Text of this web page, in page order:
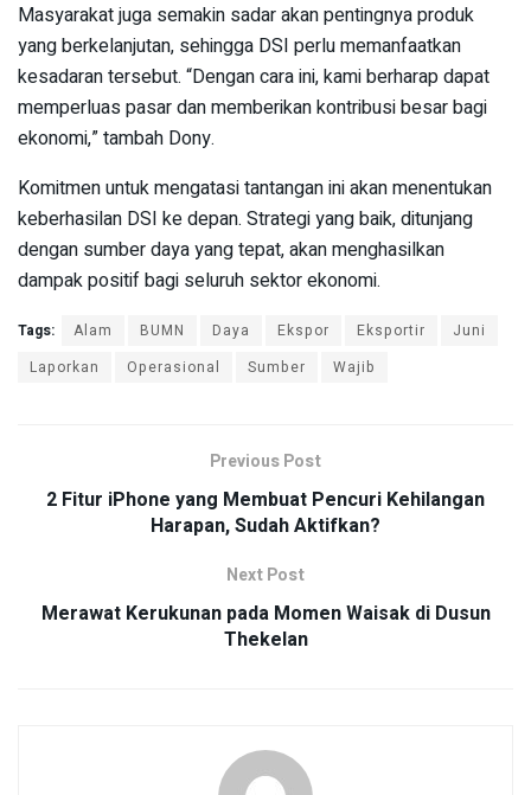
Masyarakat juga semakin sadar akan pentingnya produk
yang berkelanjutan, sehingga DSI perlu memanfaatkan
kesadaran tersebut. “Dengan cara ini, kami berharap dapat
memperluas pasar dan memberikan kontribusi besar bagi
ekonomi,” tambah Dony.
Komitmen untuk mengatasi tantangan ini akan menentukan
keberhasilan DSI ke depan. Strategi yang baik, ditunjang
dengan sumber daya yang tepat, akan menghasilkan
dampak positif bagi seluruh sektor ekonomi.
Tags: Alam BUMN Daya Ekspor Eksportir
Juni
Laporkan
Operasional Sumber Wajib
Previous Post
2 Fitur iPhone yang Membuat Pencuri Kehilangan
Harapan, Sudah Aktifkan?
Next Post
Merawat Kerukunan pada Momen Waisak di Dusun
Thekelan